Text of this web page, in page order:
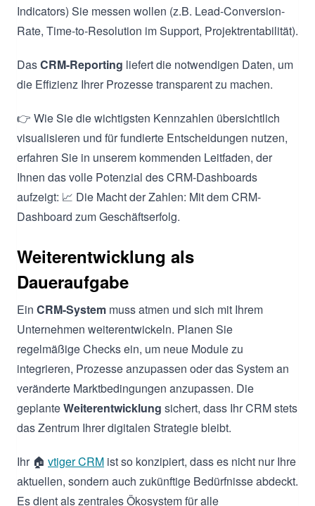
Indicators) Sie messen wollen (z.B. Lead-Conversion-
Rate, Time-to-Resolution im Support, Projektrentabilität).
DasCRM-Reporting liefert die notwendigen Daten, um
die Effizienz Ihrer Prozesse transparent zu machen.
👉 Wie Sie die wichtigsten Kennzahlen übersichtlich
visualisieren und für fundierte Entscheidungen nutzen,
erfahren Sie in unserem kommenden Leitfaden, der
Ihnen das volle Potenzial des CRM-Dashboards
aufzeigt: 📈 Die Macht der Zahlen: Mit dem CRM-
Dashboard zum Geschäftserfolg.
Weiterentwicklung als
Daueraufgabe
Ein CRM-System muss atmen und sich mit Ihrem
Unternehmen weiterentwickeln. Planen Sie
regelmäßige Checks ein, um neue Module zu
integrieren, Prozesse anzupassen oder das System an
veränderte Marktbedingungen anzupassen. Die
geplanteWeiterentwicklung sichert, dass Ihr CRM stets
das Zentrum Ihrer digitalen Strategie bleibt.
Ihr 🏠 vtiger CRM ist so konzipiert, dass es nicht nur Ihre
aktuellen, sondern auch zukünftige Bedürfnisse abdeckt.
Es dient als zentrales Ökosystem für alle